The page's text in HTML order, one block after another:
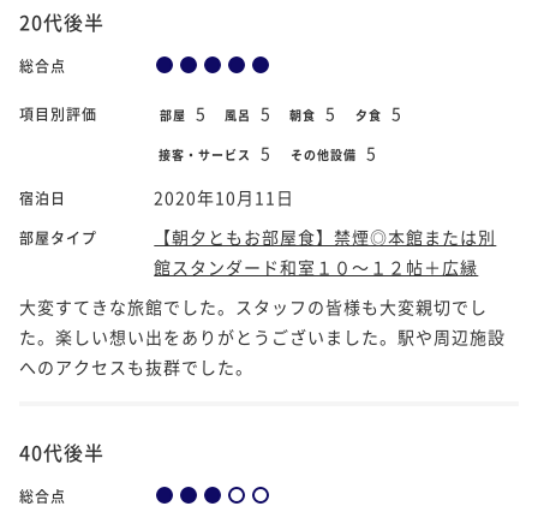
20代後半
総合点
項目別評価 部屋 5 風呂 5 朝食 5 夕食 5
接客・サービス 5 その他設備 5
宿泊日 2020年10月11日
部屋タイプ
【朝夕ともお部屋食】禁煙◎本館または別
館スタンダード和室１０～１２帖＋広縁
大変すてきな旅館でした。スタッフの皆様も大変親切でし
た。楽しい想い出をありがとうございました。駅や周辺施設
へのアクセスも抜群でした。
40代後半
総合点